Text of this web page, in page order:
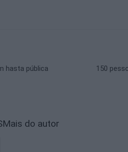
hasta pública
150
Mais do autor